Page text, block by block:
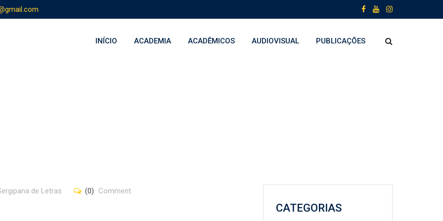
INÍCIO ACADEMIA ACADÊMICOS AUDIOVISUAL PUBLICAÇÕES
de Letras (0) Comment
CATEGORIAS